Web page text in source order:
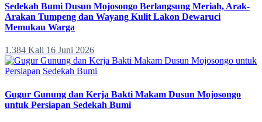
Sedekah Bumi Dusun Mojosongo Berlangsung Meriah, Arak-
Arakan Tumpeng dan Wayang Kulit Lakon Dewaruci
Memukau Warga
1.384 Kali 16 Juni 2026
Gugur Gunung dan Kerja Bakti Makam Dusun Mojosongo
untuk Persiapan Sedekah Bumi